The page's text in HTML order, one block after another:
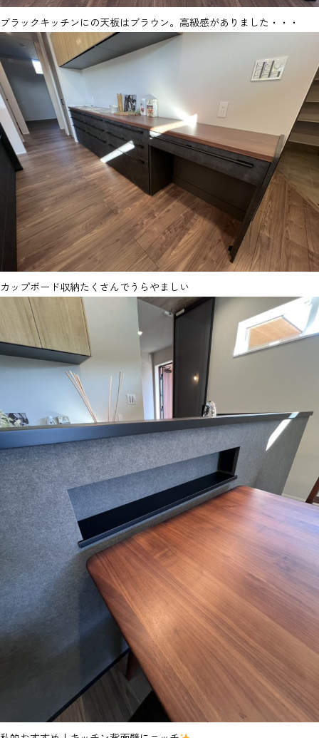
ブラックキッチンにの天板はブラウン。高級感がありました・・・
カップボード収納たくさんでうらやましい